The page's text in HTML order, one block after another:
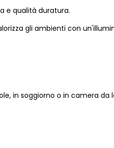
e qualità duratura.
gli ambienti con
in soggiorno o in camera